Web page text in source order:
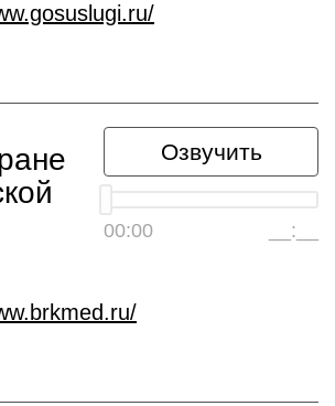
Озвучить
00:00 __:__